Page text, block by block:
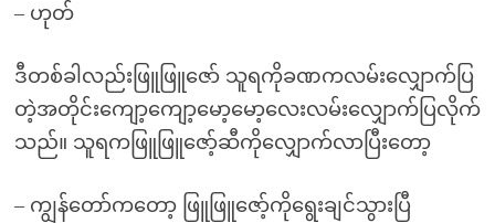
– ဟုတ်
ဒီတစ်ခါလည်းဖြူဖြူဇော် သူရကိုခဏကလမ်းလျှောက်ပြ
တဲ့အတိုင်းကျော့ကျော့မော့မော့လေးလမ်းလျှောက်ပြလိုက်
သည်။ သူရကဖြူဖြူဇော့်ဆီကိုလျှောက်လာပြီးတော့
– ကျွန်တော်ကတော့ ဖြူဖြူဇော့်ကိုရွေးချင်သွားပြီ